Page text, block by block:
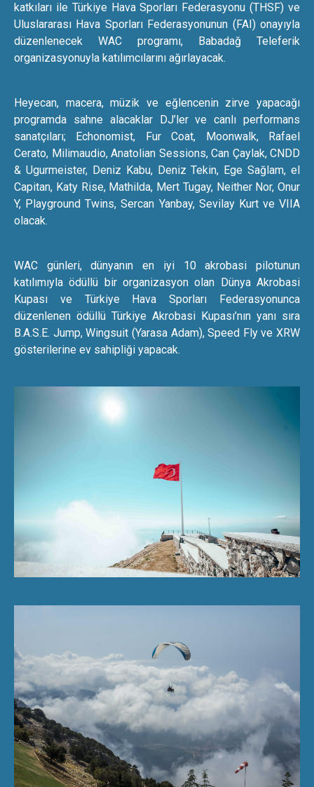
katkıları ile Türkiye Hava Sporları Federasyonu (THSF) ve
Uluslararası Hava Sporları Federasyonunun (FAI) onayıyla
düzenlenecek WAC programı, Babadağ Teleferik
organizasyonuyla katılımcılarını ağırlayacak.
Heyecan, macera, müzik ve eğlencenin zirve yapacağı
programda sahne alacaklar DJ’ler ve canlı performans
sanatçıları; Echonomist, Fur Coat, Moonwalk, Rafael
Cerato, Milimaudio, Anatolian Sessions, Can Çaylak, CNDD
& Ugurmeister, Deniz Kabu, Deniz Tekin, Ege Sağlam, el
Capitan, Katy Rise, Mathilda, Mert Tugay, Neither Nor, Onur
Y, Playground Twins, Sercan Yanbay, Sevilay Kurt ve VIIA
olacak.
WAC günleri, dünyanın en iyi 10 akrobasi pilotunun
katılımıyla ödüllü bir organizasyon olan Dünya Akrobasi
Kupası ve Türkiye Hava Sporları Federasyonunca
düzenlenen ödüllü Türkiye Akrobasi Kupası’nın yanı sıra
B.A.S.E. Jump, Wingsuit (Yarasa Adam), Speed Fly ve XRW
gösterilerine ev sahipliği yapacak.